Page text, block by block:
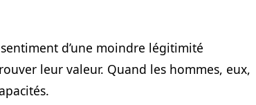
d’une moindre légitimité
leur valeur. Quand les hommes, eux,